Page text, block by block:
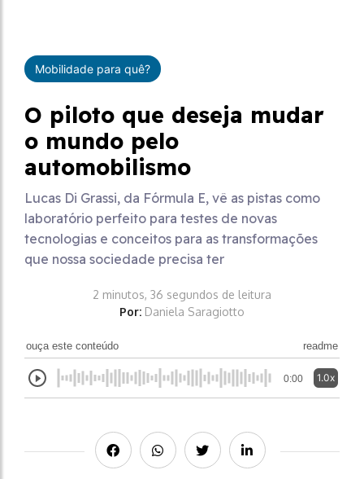
Mobilidade para quê?
O piloto que deseja mudar
o mundo pelo
automobilismo
Lucas Di Grassi, da Fórmula E, vê as pistas como
laboratório perfeito para testes de novas
tecnologias e conceitos para as transformações
que nossa sociedade precisa ter
2 minutos, 36 segundos de leitura
Por: Daniela Saragiotto
ouça este conteúdo readme
0:00 1.0x